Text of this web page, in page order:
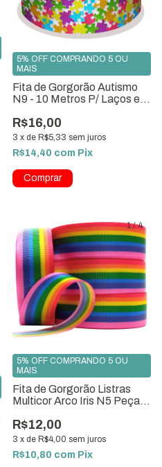
Fita de Gorgorão Autismo
N9 - 10 Metros P/ Laços e
R$16,00
3 x de R$5,33 sem juros
5% OFF COMPRANDO 5 OU
MAIS
R$14,40 com Pix
1/4
Fita de Gorgorão Listras
Multicor Arco Iris N5 Peça
R$12,00
3 x de R$4,00 sem juros
5% OFF COMPRANDO 5 OU
MAIS
R$10,80 com Pix